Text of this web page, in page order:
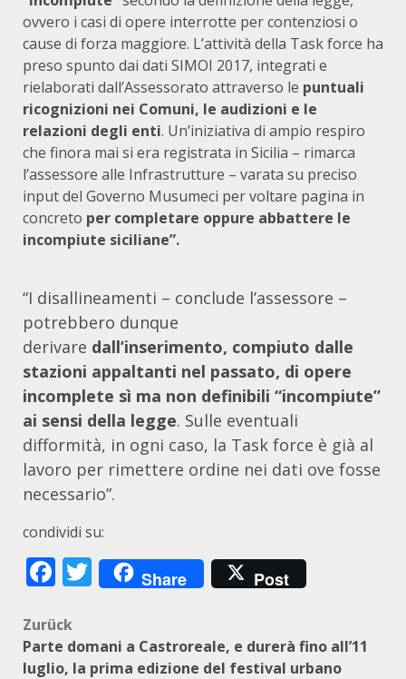
ovvero i casi di opere interrotte per contenziosi o
cause di forza maggiore. L’attività della Task force ha
preso spunto dai dati SIMOI 2017, integrati e
rielaborati dall’Assessorato attraverso le puntuali
ricognizioni nei Comuni, le audizioni e le
relazioni degli enti. Un’iniziativa di ampio respiro
che finora mai si era registrata in Sicilia – rimarca
l’assessore alle Infrastrutture – varata su preciso
input del Governo Musumeci per voltare pagina in
concreto per completare oppure abbattere le
incompiute siciliane”.
“I disallineamenti – conclude l’assessore –
potrebbero dunque
derivare dall’inserimento, compiuto dalle
stazioni appaltanti nel passato, di opere
incomplete sì ma non definibili “incompiute”
ai sensi della legge. Sulle eventuali
difformità, in ogni caso, la Task force è già al
lavoro per rimettere ordine nei dati ove fosse
necessario”.
condividi su:
Facebook
Twitter
Share Post
Beitragsnavigation
Zurück
Parte domani a Castroreale, e durerà fino all’11
luglio, la prima edizione del festival urbano